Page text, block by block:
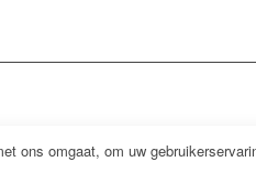
ons omgaat, om uw